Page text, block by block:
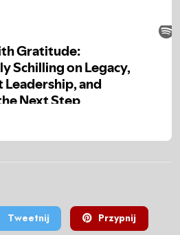
Tweetnij Przypnij